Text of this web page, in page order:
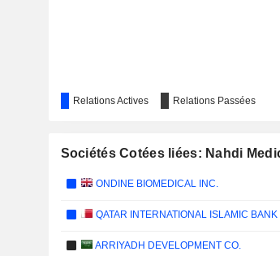
Relations Actives Relations Passées
Sociétés Cotées liées: Nahdi
ONDINE BIOMEDICAL INC.
QATAR INTERNATIONAL ISLAMIC BANK
ARRIYADH DEVELOPMENT CO.